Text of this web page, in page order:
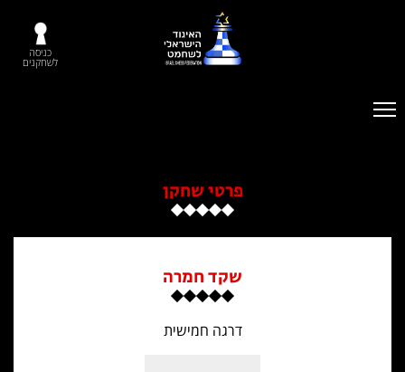
כניסה
לשחקנים
פרטי שחקן
שקד חמרה
דרגה חמישית